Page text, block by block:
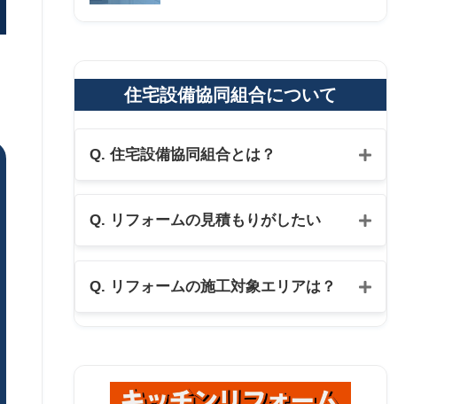
住宅設備協同組合について
Q. 住宅設備協同組合とは？
Q. リフォームの見積もりがしたい
Q. リフォームの施工対象エリアは？